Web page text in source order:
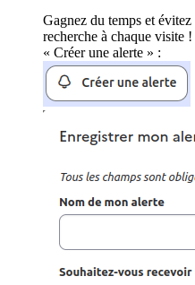
Gagnez du temps et
recherche à chaque visite
« Créer une alerte » :